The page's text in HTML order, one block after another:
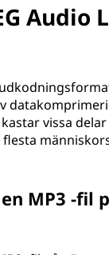
Audio
vissa
MP3 -fil